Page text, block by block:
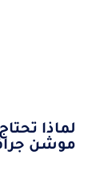
لماذا
موشن